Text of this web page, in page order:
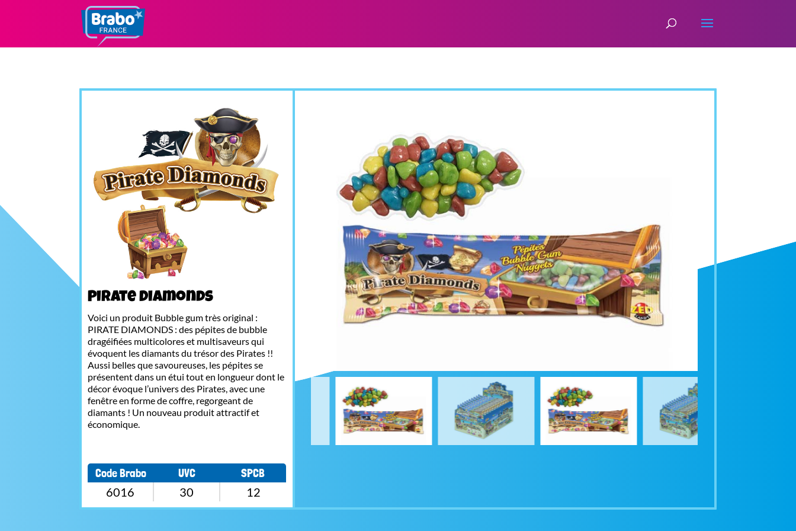
Pirate Diamonds
Voici un produit Bubble gum très original :
PIRATE DIAMONDS : des pépites de bubble
dragéifiées multicolores et multisaveurs qui
évoquent les diamants du trésor des Pirates !!
Aussi belles que savoureuses, les pépites se
présentent dans un étui tout en longueur dont le
décor évoque l’univers des Pirates, avec une
fenêtre en forme de coffre, regorgeant de
diamants ! Un nouveau produit attractif et
économique.
Code Brabo UVC
SPCB
6016
30 12